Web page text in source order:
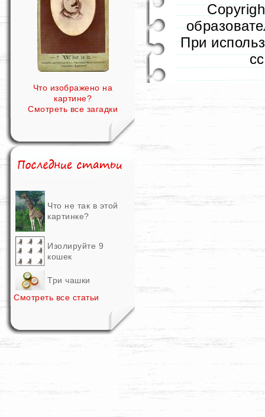
Что изображено на
картине?
Смотреть все загадки
Что не так в этой
картинке?
Изолируйте 9
кошек
Три чашки
Смотреть все статьи
При